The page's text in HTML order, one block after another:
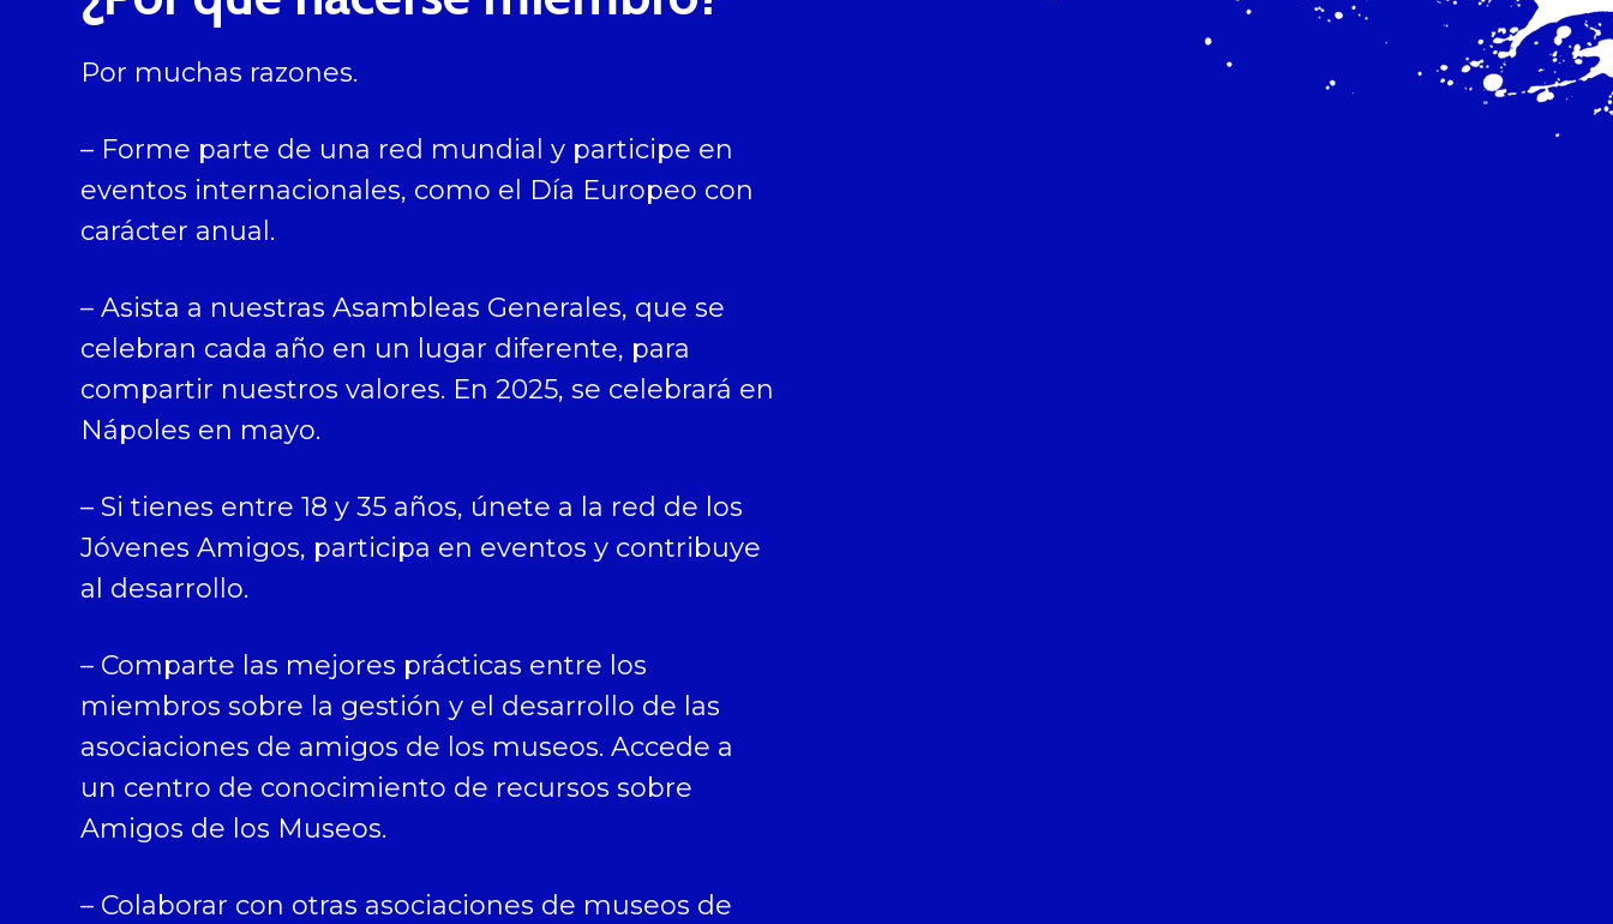
Por muchas razones.
– Forme parte de una red mundial y participe en
eventos internacionales, como el Día Europeo con
carácter anual.
– Asista a nuestras Asambleas Generales, que se
celebran cada año en un lugar diferente, para
compartir nuestros valores. En 2025, se celebrará en
Nápoles en mayo.
– Si tienes entre 18 y 35 años, únete a la red de los
Jóvenes Amigos, participa en eventos y contribuye
al desarrollo.
– Comparte las mejores prácticas entre los
miembros sobre la gestión y el desarrollo de las
asociaciones de amigos de los museos. Accede a
un centro de conocimiento de recursos sobre
Amigos de los Museos.
– Colaborar con otras asociaciones de museos de